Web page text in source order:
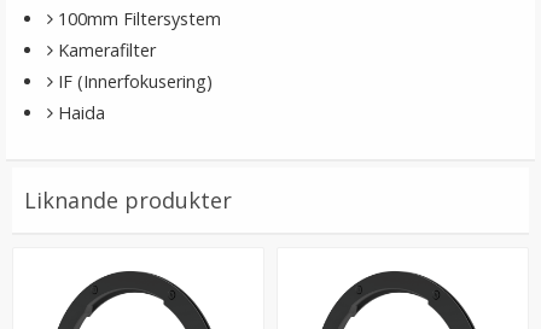
100mm Filtersystem
Kamerafilter
IF (Innerfokusering)
Haida
Liknande produkter